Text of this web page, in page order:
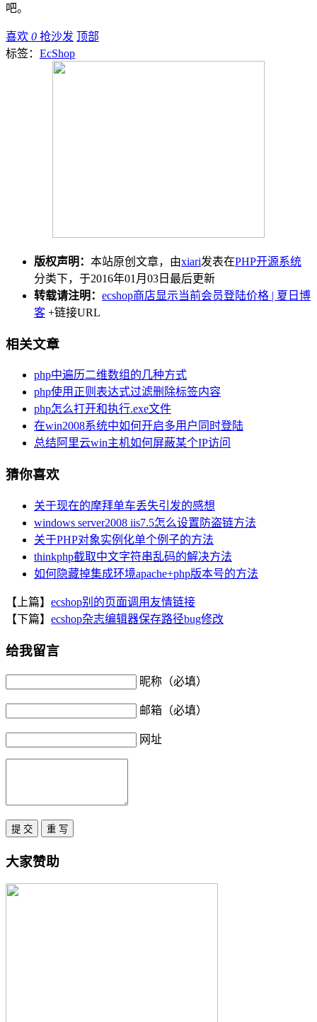
吧。
喜欢 0 抢沙发 顶部
标签： EcShop
版权声明： 本站原创文章，由xiari发表在PHP开源系统
分类下，于2016年01月03日最后更新
转载请注明： ecshop商店显示当前会员登陆价格 | 夏日博
客 +链接URL
相关文章
php中遍历二维数组的几种方式
php使用正则表达式过滤删除标签内容
php怎么打开和执行.exe文件
在win2008系统中如何开启多用户同时登陆
总结阿里云win主机如何屏蔽某个IP访问
猜你喜欢
关于现在的摩拜单车丢失引发的感想
windows server2008 iis7.5怎么设置防盗链方法
关于PHP对象实例化单个例子的方法
thinkphp截取中文字符串乱码的解决方法
如何隐藏掉集成环境apache+php版本号的方法
【上篇】 ecshop别的页面调用友情链接
【下篇】 ecshop杂志编辑器保存路径bug修改
给我留言
昵称（必填）
邮箱（必填）
网址
大家赞助